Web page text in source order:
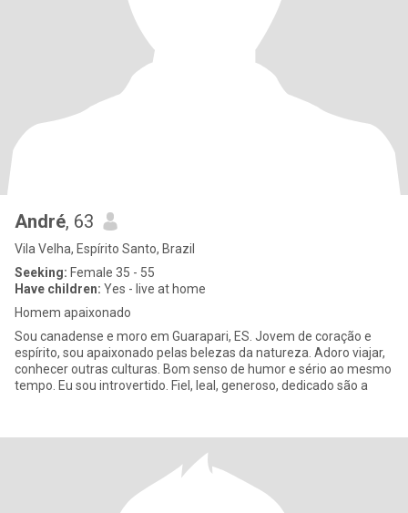
André, 63
Vila Velha, Espírito Santo, Brazil
Seeking: Female 35 - 55
Have children: Yes - live at home
Homem apaixonado
Sou canadense e moro em Guarapari, ES. Jovem de coração e
espírito, sou apaixonado pelas belezas da natureza. Adoro viajar,
conhecer outras culturas. Bom senso de humor e sério ao mesmo
tempo. Eu sou introvertido. Fiel, leal, generoso, dedicado são a